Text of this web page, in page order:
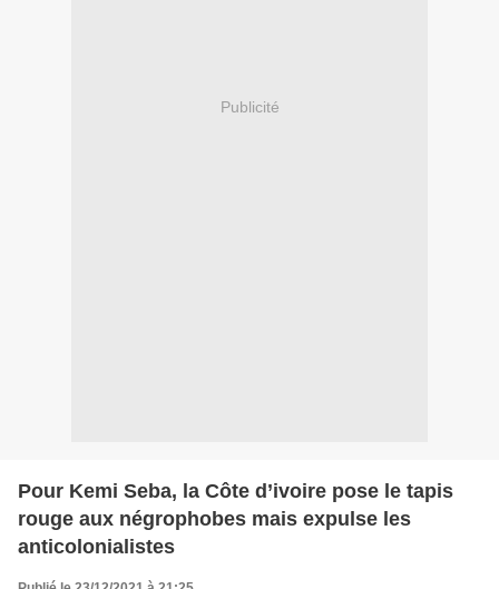
Publicité
Pour Kemi Seba, la Côte d’ivoire pose le tapis
rouge aux négrophobes mais expulse les
anticolonialistes